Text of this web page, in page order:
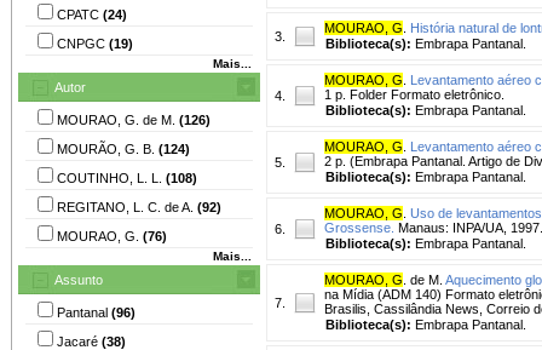
CPATC (24)
CNPGC (19)
Mais...
Autor
MOURAO, G. de M. (126)
MOURÃO, G. B. (124)
COUTINHO, L. L. (108)
REGITANO, L. C. de A. (92)
MOURAO, G. (76)
Mais...
Assunto
Pantanal (96)
Jacaré (38)
3.
MOURAO, G
História natural de
Biblioteca(s): Embrapa Pantanal.
4.
MOURAO, G
Levantamento aéreo
1 p. Folder Formato eletrônico.
Biblioteca(s): Embrapa Pantanal.
5.
MOURAO, G
Levantamento aéreo
2 p. (Embrapa Pantanal. Artigo de
Biblioteca(s): Embrapa Pantanal.
6.
MOURAO, G Uso de
Grossense. Manaus: INPA/UA,
Biblioteca(s): Embrapa Pantanal.
7.
MOURAO, G . de M. Aquecimento
na Mídia (ADM 140) Formato
Brasilis, Cassilândia News, Correio
Biblioteca(s): Embrapa Pantanal.